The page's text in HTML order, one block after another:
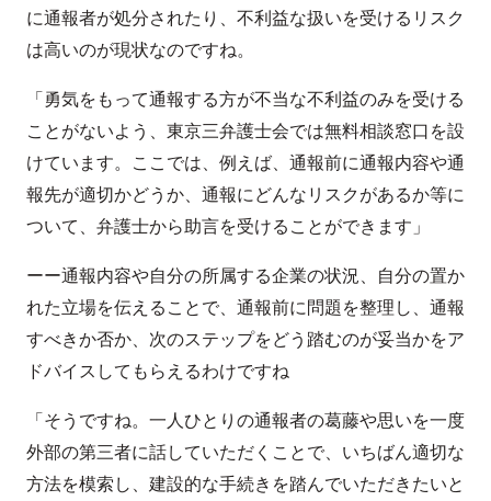
に通報者が処分されたり、不利益な扱いを受けるリスク
は高いのが現状なのですね。
「勇気をもって通報する方が不当な不利益のみを受ける
ことがないよう、東京三弁護士会では無料相談窓口を設
けています。ここでは、例えば、通報前に通報内容や通
報先が適切かどうか、通報にどんなリスクがあるか等に
ついて、弁護士から助言を受けることができます」
ーー通報内容や自分の所属する企業の状況、自分の置か
れた立場を伝えることで、通報前に問題を整理し、通報
すべきか否か、次のステップをどう踏むのが妥当かをア
ドバイスしてもらえるわけですね
「そうですね。一人ひとりの通報者の葛藤や思いを一度
外部の第三者に話していただくことで、いちばん適切な
方法を模索し、建設的な手続きを踏んでいただきたいと